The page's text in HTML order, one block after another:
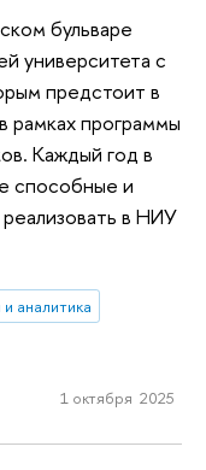
бульваре
университета с
предстоит в
рамках программы
Каждый год в
способные и
в НИУ
аналитика
1 октября 2025